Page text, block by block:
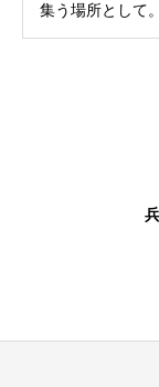
集う場所として。